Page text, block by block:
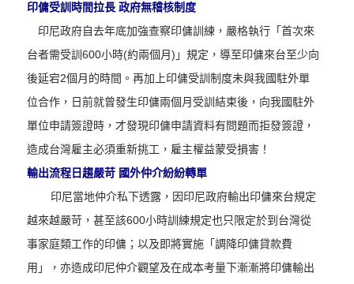
印傭受訓時間拉長 政府無稽核制度
印尼政府自去年底加強查察印傭訓練，嚴格執行「首次來
台者需受訓600小時(約兩個月)」規定，導至印傭來台至少向
後延宕2個月的時間。再加上印傭受訓制度未與我國駐外單
位合作，日前就曾發生印傭兩個月受訓結束後，向我國駐外
單位申請簽證時，才發現印傭申請資料有問題而拒發簽證，
造成台灣雇主必須重新挑工，雇主權益蒙受損害！
輸出流程日趨嚴苛 國外仲介紛紛轉單
印尼當地仲介私下透露，因印尼政府輸出印傭來台規定
越來越嚴苛，甚至該600小時訓練規定也只限定於到台灣從
事家庭類工作的印傭；以及即將實施「調降印傭貸款費
用」，亦造成印尼仲介觀望及在成本考量下漸漸將印傭輸出